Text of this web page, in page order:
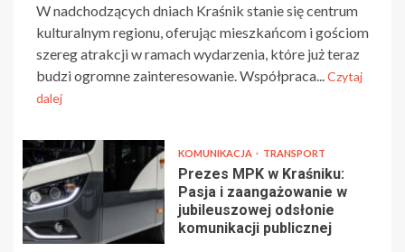
W nadchodzących dniach Kraśnik stanie się centrum
kulturalnym regionu, oferując mieszkańcom i gościom
szereg atrakcji w ramach wydarzenia, które już teraz
budzi ogromne zainteresowanie. Współpraca...Czytaj
dalej
KOMUNIKACJA TRANSPORT
Prezes MPK w Kraśniku:
Pasja i zaangażowanie w
jubileuszowej odsłonie
komunikacji publicznej